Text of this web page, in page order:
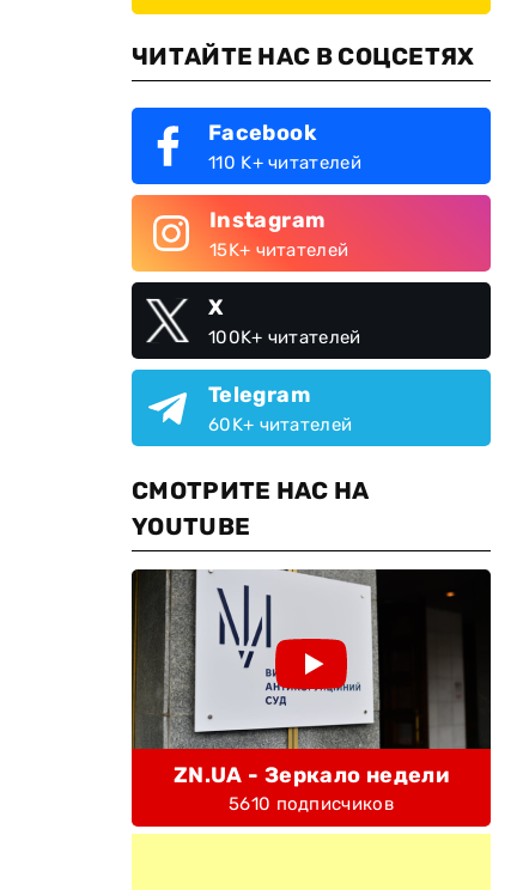
ЧИТАЙТЕ НАС В СОЦСЕТЯХ
Facebook
110 K+ читателей
Instagram
15K+ читателей
X
100K+ читателей
Telegram
60K+ читателей
СМОТРИТЕ НАС НА
YOUTUBE
ZN.UA - Зеркало недели
5610 подписчиков